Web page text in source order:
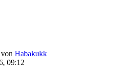
von Habakukk
09:12